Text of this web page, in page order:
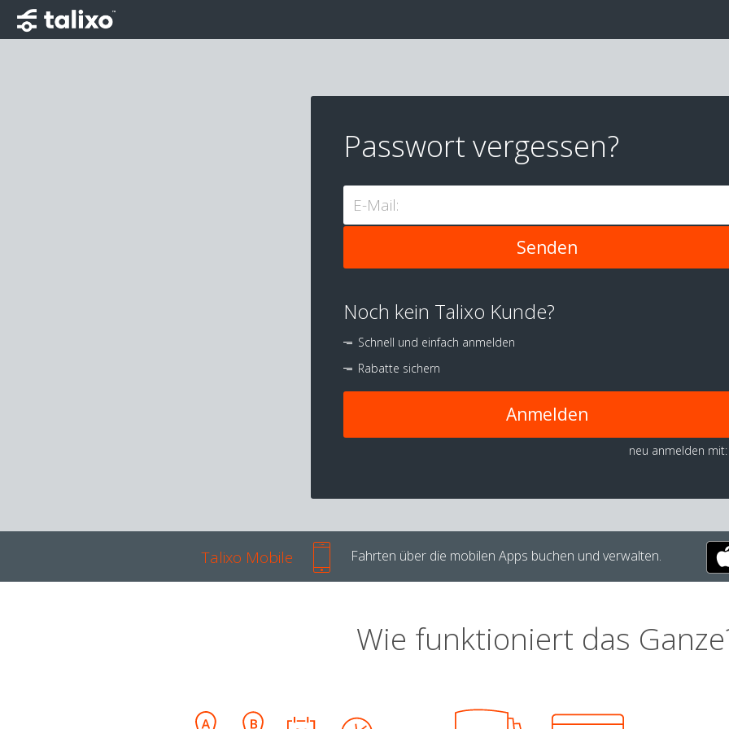
Passwort vergessen?
E-Mail:
Noch kein Talixo Kunde?
Schnell und einfach anmelden
Rabatte sichern
Anmelden
neu anmelden mit:
Talixo Mobile Fahrten über die mobilen Apps buchen und verwalten.
Wie funktioniert das